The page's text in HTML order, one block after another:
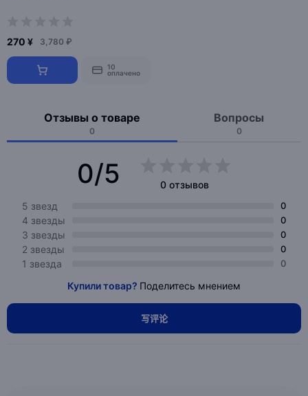
270 ¥ 3,780 ₽
10
оплачено
Отзывы о товаре
0
Вопросы
0
0/5
0 отзывов
5 звезд
0
4 звезды 0
3 звезды 0
2 звезды 0
1 звезда 0
Купили товар? Поделитесь мнением
写评论